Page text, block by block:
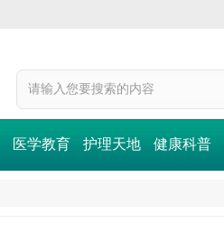
医学教育 护理天地 健康科普